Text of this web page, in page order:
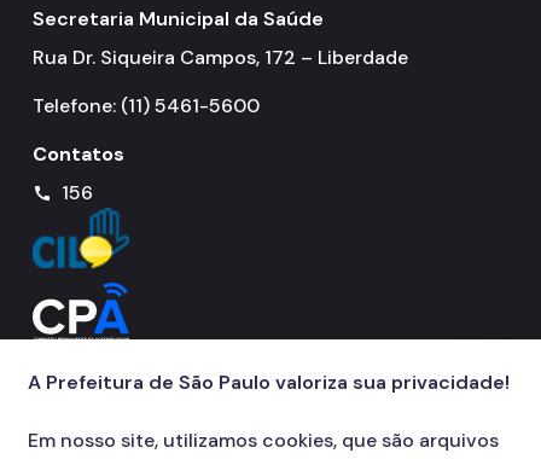
Proteção de Dados e Privacidade
SAMU 192
Vigilância em Saúde
Secretaria Municipal da Saúde
Rua Dr. Siqueira Campos, 172 – Liberdade
Telefone: (11) 5461-5600
Contatos
call 156
A Prefeitura de São Paulo valoriza sua privacidade!
Em nosso site, utilizamos cookies, que são arquivos